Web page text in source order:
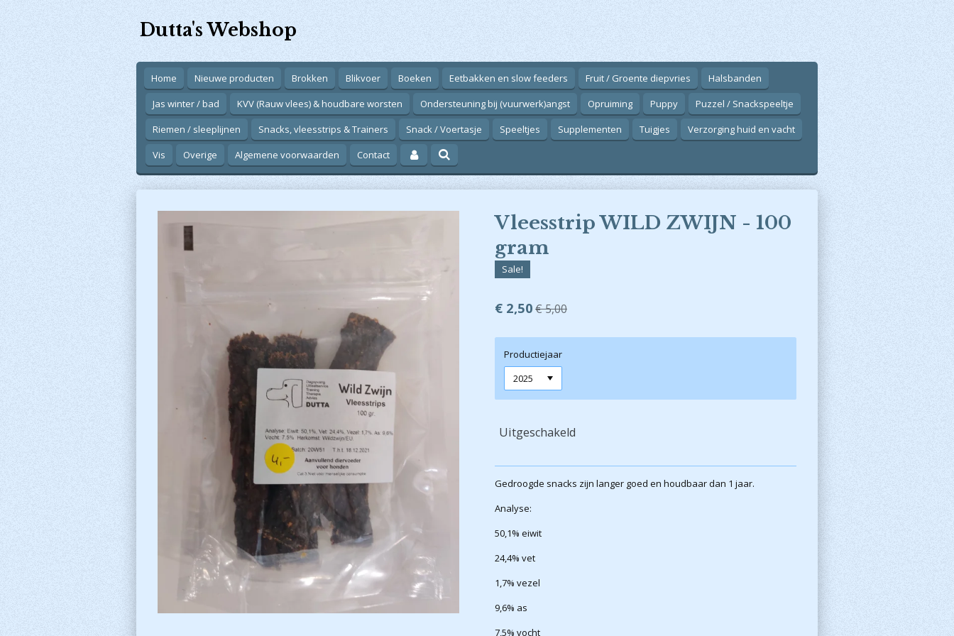
Dutta's Webshop
Home Nieuwe producten Brokken Blikvoer Boeken Eetbakken en slow feeders Fruit / Groente diepvries
Halsbanden
Jas winter / bad
KVV (Rauw vlees) & houdbare worsten Ondersteuning bij (vuurwerk)angst Opruiming Puppy
Puzzel / Snackspeeltje
Riemen / sleeplijnen
Snacks, vleesstrips & Trainers Snack / Voertasje Speeltjes Supplementen Tuigjes
Verzorging huid en vacht
Vis
Overige Algemene voorwaarden Contact
Vleesstrip WILD ZWIJN - 100
gram
Sale!
€ 2,50€ 5,00
Productiejaar
Uitgeschakeld
Gedroogde snacks zijn langer goed en houdbaar dan 1 jaar.
Analyse:
50,1% eiwit
24,4% vet
1,7% vezel
9,6% as
7,5% vocht